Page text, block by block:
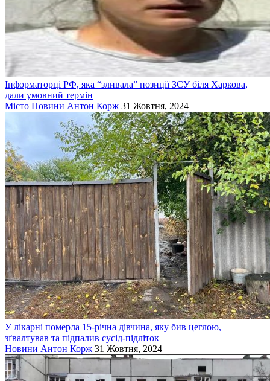
Інформаторці РФ, яка “зливала” позиції ЗСУ біля Харкова,
дали умовний термін
Місто Новини Антон Корж 31 Жовтня, 2024
У лікарні померла 15-річна дівчина, яку бив цеглою,
зґвалтував та підпалив сусід-підліток
Новини Антон Корж 31 Жовтня, 2024